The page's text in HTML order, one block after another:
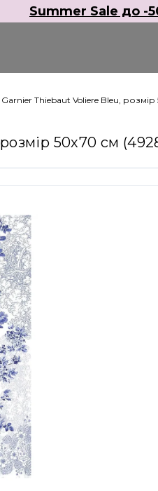
Summer Sale до -
Thiebaut Voliere Bleu, розмір
50х70 см